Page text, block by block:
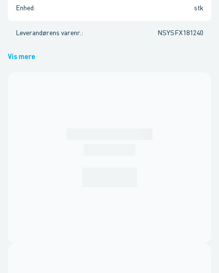
Enhed : stk
Leverandørens varenr. : NSYSFX181240
Vis mere